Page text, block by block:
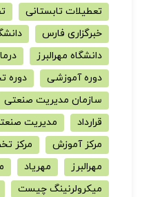
تعطیلات تابستانی
خبرگزاری فارس
دانشگاه مهرالبرز
دوره آموزشی
دوره
سازمان مدیریت صنعتی
قرارداد
مدیریت
مرکز آموزش
مرکز
مهرالبرز
مهریاد
میکرولرنینگ چیست